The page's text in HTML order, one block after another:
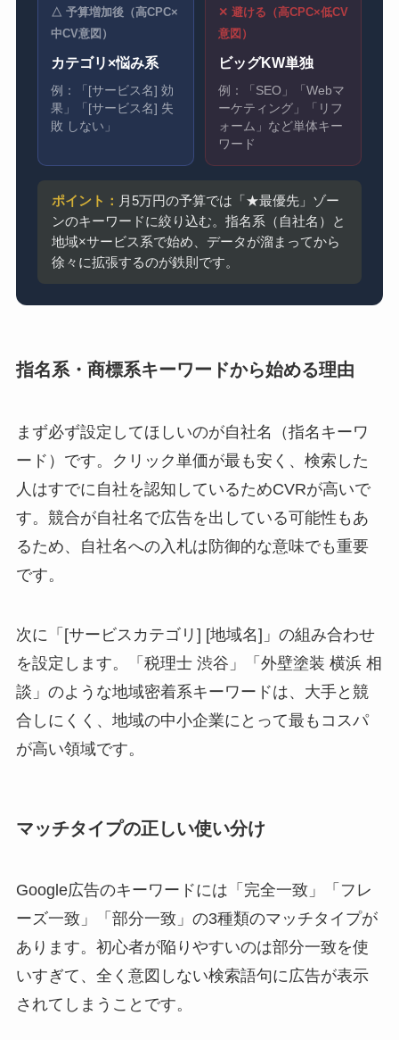
△ 予算増加後（高CPC×
中CV意図）
カテゴリ×悩み系
例：「[サービス名] 効
果」「[サービス名] 失
敗 しない」
✕ 避ける（高CPC×低CV
意図）
ビッグKW単独
例：「SEO」「Webマ
ーケティング」「リフ
ォーム」など単体キー
ワード
ポイント： 月5万円の予算では「★最優先」ゾー
ンのキーワードに絞り込む。指名系（自社名）と
地域×サービス系で始め、データが溜まってから
徐々に拡張するのが鉄則です。
指名系・商標系キーワードから始める理由
まず必ず設定してほしいのが自社名（指名キーワ
ード）です。クリック単価が最も安く、検索した
人はすでに自社を認知しているためCVRが高いで
す。競合が自社名で広告を出している可能性もあ
るため、自社名への入札は防御的な意味でも重要
です。
次に「[サービスカテゴリ] [地域名]」の組み合わせ
を設定します。「税理士 渋谷」「外壁塗装 横浜 相
談」のような地域密着系キーワードは、大手と競
合しにくく、地域の中小企業にとって最もコスパ
が高い領域です。
マッチタイプの正しい使い分け
Google広告のキーワードには「完全一致」「フレ
ーズ一致」「部分一致」の3種類のマッチタイプが
あります。初心者が陥りやすいのは部分一致を使
いすぎて、全く意図しない検索語句に広告が表示
されてしまうことです。